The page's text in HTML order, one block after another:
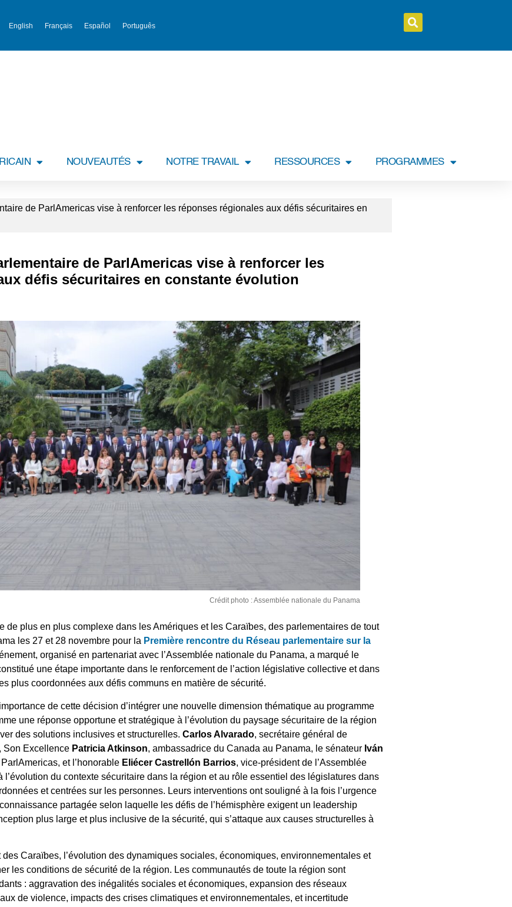
English Français Español Português
NOUVEAUTÉS NOTRE TRAVAIL RESSOURCES PROGRAMMES
de ParlAmericas vise à renforcer les réponses régionales aux défis sécuritaires en
de ParlAmericas vise à renforcer les
défis sécuritaires en constante évolution
Crédit photo : Assemblée nationale du Panama
de plus en plus complexe dans les Amériques et les Caraïbes, des parlementaires de tout
les 27 et 28 novembre pour la Première rencontre du Réseau parlementaire sur la
organisé en partenariat avec l’Assemblée nationale du Panama, a marqué le
une étape importante dans le renforcement de l’action législative collective et dans
plus coordonnées aux défis communs en matière de sécurité.
de cette décision d’intégrer une nouvelle dimension thématique au programme
une réponse opportune et stratégique à l’évolution du paysage sécuritaire de la région
des solutions inclusives et structurelles.Carlos Alvarado, secrétaire général de
Son Excellence Patricia Atkinson, ambassadrice du Canada au Panama, le sénateur Iván
et l’honorable Eliécer Castrellón Barrios, vice-président de l’Assemblée
l’évolution du contexte sécuritaire dans la région et au rôle essentiel des législatures dans
et centrées sur les personnes. Leurs interventions ont souligné à la fois l’urgence
partagée selon laquelle les défis de l’hémisphère exigent un leadership
plus large et plus inclusive de la sécurité, qui s’attaque aux causes structurelles à
des Caraïbes, l’évolution des dynamiques sociales, économiques, environnementales et
les conditions de sécurité de la région. Les communautés de toute la région sont
: aggravation des inégalités sociales et économiques, expansion des réseaux
de violence, impacts des crises climatiques et environnementales, et incertitude